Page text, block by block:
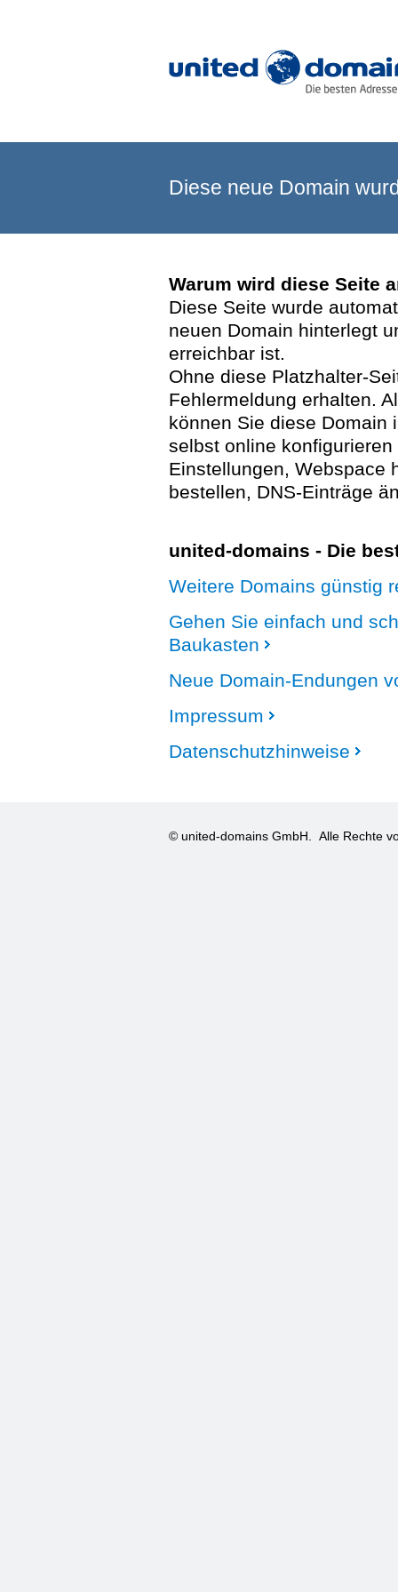
Diese neue Domain
Warum wird diese Seite
Diese Seite wurde
neuen Domain hinterlegt
erreichbar ist.
Ohne diese Platzhalter-
Fehlermeldung erhalten.
können Sie diese Domain
selbst online
Einstellungen, Webspace
bestellen, DNS-Einträge
united-domains - Die
Weitere Domains günstig
Gehen Sie einfach und
Baukasten
Neue Domain-Endungen
Impressum
Datenschutzhinweise
© united-domains GmbH. Alle Rechte